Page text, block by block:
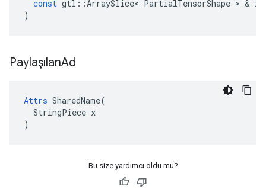
const gtl ::ArraySlice< PartialTensorShape > & x
)
PaylaşılanAd
Attrs SharedName(
  StringPiece x
)
Bu size yardımcı oldu mu?